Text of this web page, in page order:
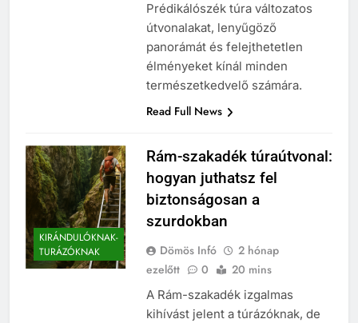
Prédikálószék túra változatos
útvonalakat, lenyűgöző
panorámát és felejthetetlen
élményeket kínál minden
természetkedvelő számára.
Read Full News
KIRÁNDULÓKNAK-
TURÁZÓKNAK
Rám-szakadék túraútvonal:
hogyan juthatsz fel
biztonságosan a
szurdokban
Dömös Infó
2 hónap
ezelőtt
0 20 mins
A Rám-szakadék izgalmas
kihívást jelent a túrázóknak, de